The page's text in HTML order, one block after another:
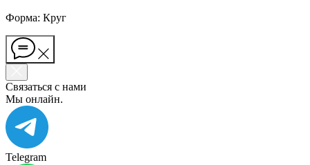
Форма: Круг
Связаться с нами
Мы онлайн.
Telegram